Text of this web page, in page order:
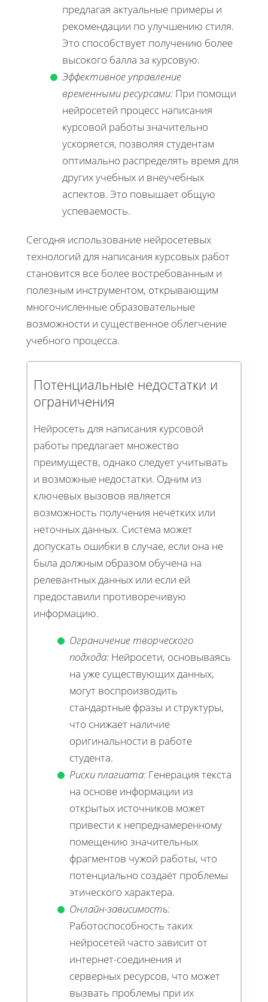
предлагая актуальные примеры и
рекомендации по улучшению стиля.
Это способствует получению более
высокого балла за курсовую.
Эффективное управление
временными ресурсами: При помощи
нейросетей процесс написания
курсовой работы значительно
ускоряется, позволяя студентам
оптимально распределять время для
других учебных и внеучебных
аспектов. Это повышает общую
успеваемость.
Сегодня использование нейросетевых
технологий для написания курсовых работ
становится все более востребованным и
полезным инструментом, открывающим
многочисленные образовательные
возможности и существенное облегчение
учебного процесса.
Потенциальные недостатки и
ограничения
Нейросеть для написания курсовой
работы предлагает множество
преимуществ, однако следует учитывать
и возможные недостатки. Одним из
ключевых вызовов является
возможность получения нечётких или
неточных данных. Система может
допускать ошибки в случае, если она не
была должным образом обучена на
релевантных данных или если ей
предоставили противоречивую
информацию.
Ограничение творческого
подхода: Нейросети, основываясь
на уже существующих данных,
могут воспроизводить
стандартные фразы и структуры,
что снижает наличие
оригинальности в работе
студента.
Риски плагиата: Генерация текста
на основе информации из
открытых источников может
привести к непреднамеренному
помещению значительных
фрагментов чужой работы, что
потенциально создаёт проблемы
этического характера.
Онлайн-зависимость:
Работоспособность таких
нейросетей часто зависит от
интернет-соединения и
серверных ресурсов, что может
вызвать проблемы при их